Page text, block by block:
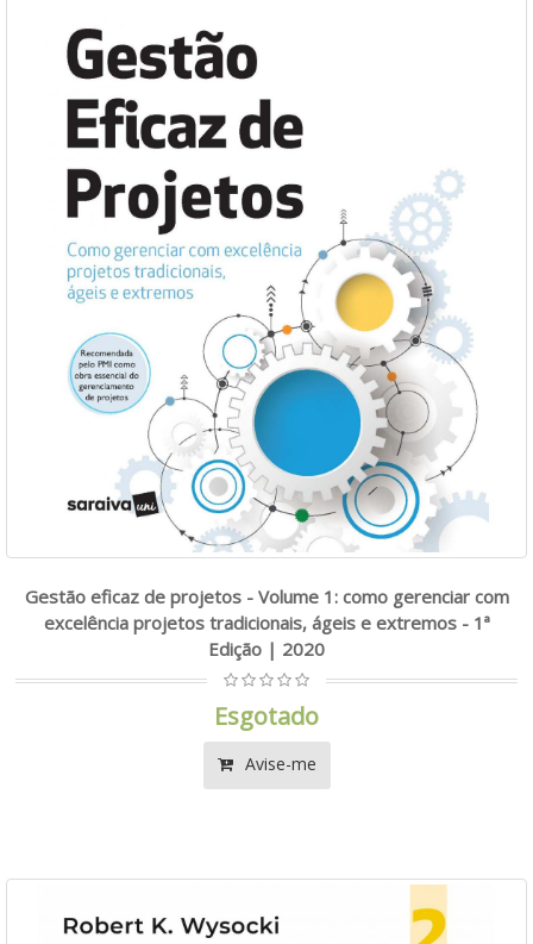
Gestão eficaz de projetos - Volume 1: como gerenciar com
excelência projetos tradicionais, ágeis e extremos - 1ª
Edição | 2020
Esgotado
Avise-me